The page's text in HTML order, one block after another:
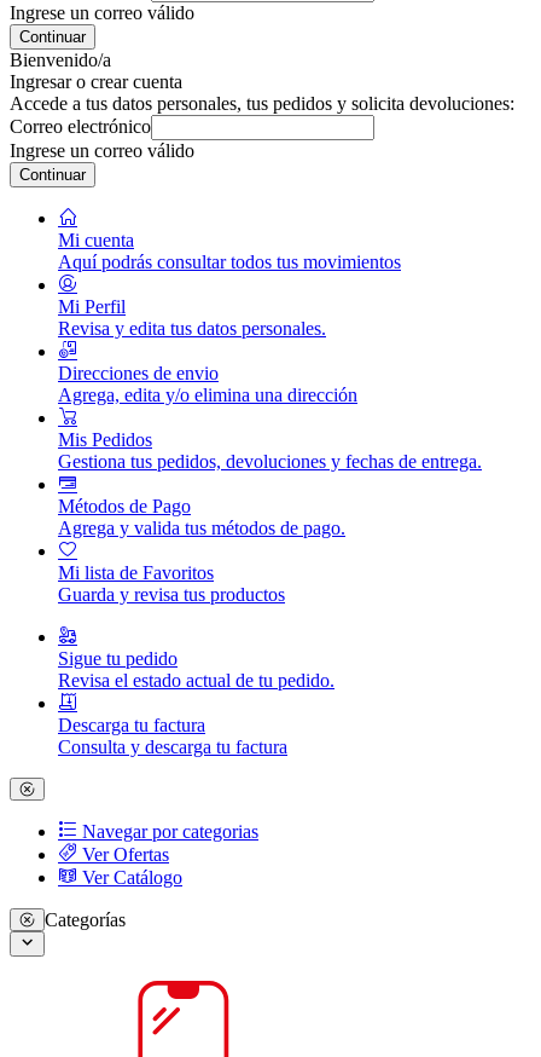
Ingrese un correo válido
Continuar
Bienvenido/a
Ingresar o crear cuenta
Accede a tus datos personales, tus pedidos y solicita devoluciones:
Correo electrónico
Ingrese un correo válido
Continuar
Mi cuenta
Aquí podrás consultar todos tus movimientos
Mi Perfil
Revisa y edita tus datos personales.
Direcciones de envio
Agrega, edita y/o elimina una dirección
Mis Pedidos
Gestiona tus pedidos, devoluciones y fechas de entrega.
Métodos de Pago
Agrega y valida tus métodos de pago.
Mi lista de Favoritos
Guarda y revisa tus productos
Sigue tu pedido
Revisa el estado actual de tu pedido.
Descarga tu factura
Consulta y descarga tu factura
Navegar por categorias
Ver Ofertas
Ver Catálogo
Categorías